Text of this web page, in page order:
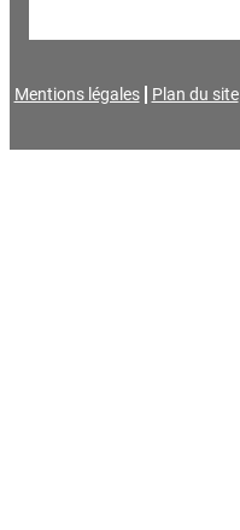
Mentions légales Plan du site